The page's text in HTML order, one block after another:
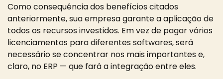
Como consequência dos benefícios citados
anteriormente, sua empresa garante a aplicação de
todos os recursos investidos. Em vez de pagar vários
licenciamentos para diferentes softwares, será
necessário se concentrar nos mais importantes e,
claro, no ERP — que fará a integração entre eles.